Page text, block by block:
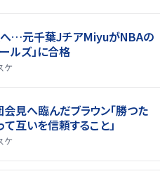
へ…元千葉JチアMiyuがNBAの
ルズ」に合格
ケ
見へ臨んだブラウン「勝つた
互いを信頼すること」
ケ